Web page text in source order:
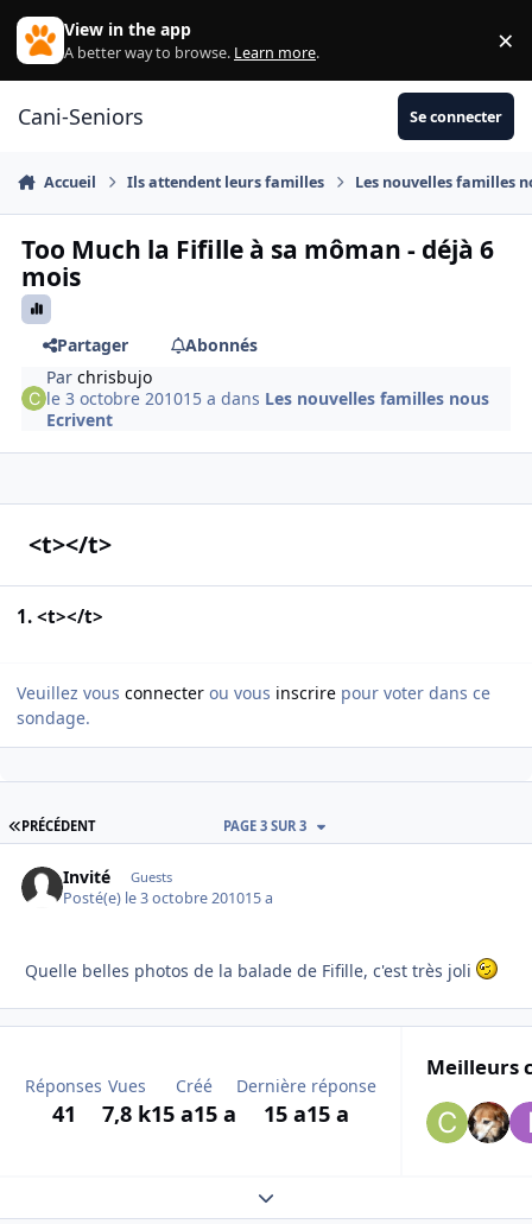
Aller au contenu
View in the app
A better way to browse. Learn more. ×
Cani-Seniors Se connecter
Accueil Ils attendent leurs familles Les nouvelles familles
Too Much la Fifille à sa môman - déjà 6
mois
Partager
Abonnés
Parchrisbujo
le 3 octobre 201015 a dans Les nouvelles familles nous
Ecrivent
<t></t>
1. <t></t>
Veuillez vous connecter ou vous inscrire pour voter dans ce
sondage.
PREMIÈRE PAGE
PRÉCÉDENT PAGE 3 SUR 3
Invité Guests
Posté(e) le 3 octobre 201015 a
Quelle belles photos de la balade de Fifille, c'est très joli
Réponses
41
Vues
7,8 k
Créé
15 a15 a
Dernière réponse
15 a15 a
Meilleurs
Expand topic overview